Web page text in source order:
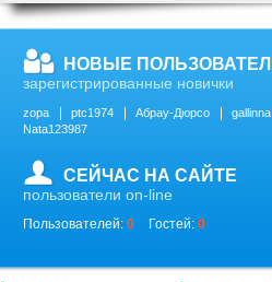
НОВЫЕ
зарегистрированные новички
zopa ptc1974 Абрау-Дюрсо
gallinna
Nata123987
СЕЙЧАС НА САЙТЕ
пользователи on-line
Пользователей: 0 Гостей: 0